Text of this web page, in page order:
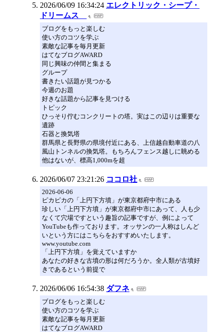
2026/06/09 16:34:24 エレクトリック・シープ・
ドリームス
ブログをもっと楽しむ
使い方のコツを学ぶ
素敵な記事を毎月更新
はてなブログAWARD
同じ興味の仲間と集まる
グループ
書きたい話題が見つかる
今週のお題
好きな話題から記事を見つける
トピック
ひっそり佇むコンクリートの塔。実はこの辺りは重要な
遺跡
石器と換気塔
群馬県と長野県の県境付近にある、上信越自動車道の八
風山トンネルの換気塔。もちろんフェンス越しに眺める
他はないが、標高1,000mを超
2026/06/07 23:21:26 ココロ社
2026-06-06
ピカピカの「上円下方墳」が東京都府中市にある
珍しい「上円下方墳」が東京都府中市にあって、人も少
なくて穴場ですという趣旨の記事ですが、例によって
YouTubeも作っております。オッサンの一人称はしんど
いという方にはこちらをおすすめいたします。
www.youtube.com
「上円下方墳」を覚えていますか
あなたの好きな古墳の形は何だろうか。全人類が古墳好
きであるという前提で
2026/06/06 16:54:38 ダフネ
ブログをもっと楽しむ
使い方のコツを学ぶ
素敵な記事を毎月更新
はてなブログAWARD